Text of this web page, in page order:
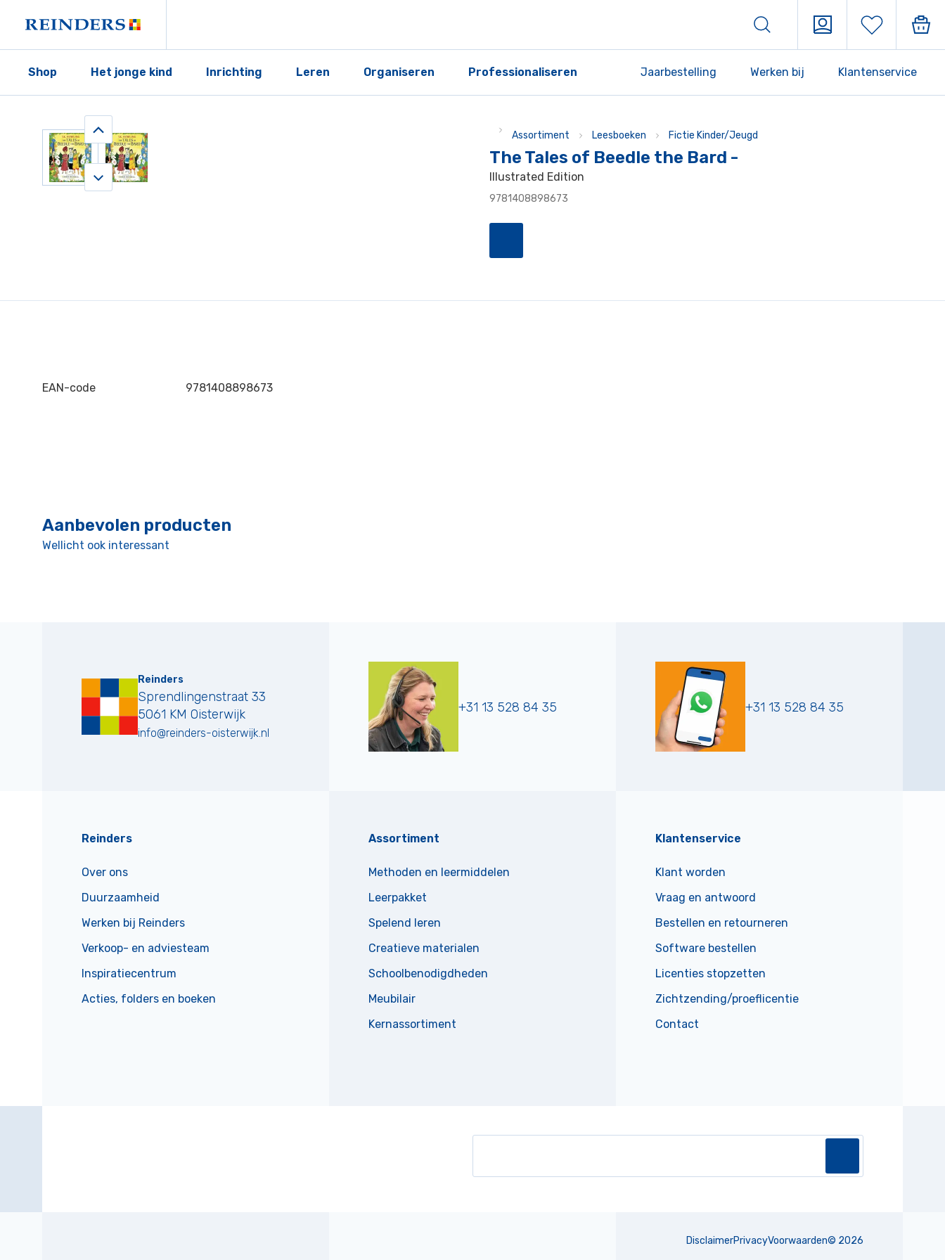
Shop Het jonge kind Inrichting Leren Organiseren Professionaliseren Jaarbestelling Werken bij Klantenservice
Assortiment Leesboeken Fictie Kinder/Jeugd
The Tales of Beedle the Bard -
Illustrated Edition
9781408898673
EAN-code 9781408898673
Aanbevolen producten
Wellicht ook interessant
Reinders
Sprendlingenstraat 33
5061 KM Oisterwijk
info@reinders-oisterwijk.nl
+31 13 528 84 35 +31 13 528 84 35
Reinders
Over ons
Duurzaamheid
Werken bij Reinders
Verkoop- en adviesteam
Inspiratiecentrum
Acties, folders en boeken
Assortiment
Methoden en leermiddelen
Leerpakket
Spelend leren
Creatieve materialen
Schoolbenodigdheden
Meubilair
Kernassortiment
Klantenservice
Klant worden
Vraag en antwoord
Bestellen en retourneren
Software bestellen
Licenties stopzetten
Zichtzending/proeflicentie
Contact
DisclaimerPrivacyVoorwaarden© 2026